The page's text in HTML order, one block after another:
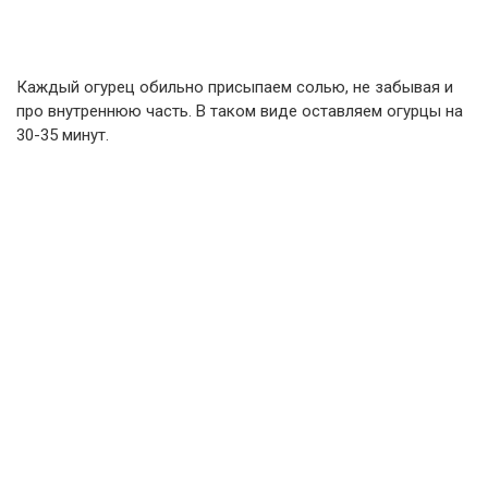
Каждый огурец обильно присыпаем солью, не забывая и
про внутреннюю часть. В таком виде оставляем огурцы на
30-35 минут.